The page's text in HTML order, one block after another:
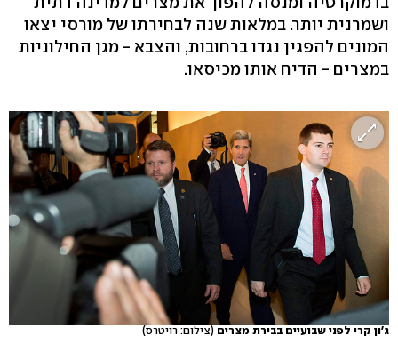
ושמרנית יותר. במלאות שנה לבחירתו של מורסי יצאו
המונים להפגין נגדו ברחובות, והצבא - מגן החילוניות
במצרים - הדיח אותו מכיסאו.
ג'ון קרי לפני שבועיים בבירת מצרים (צילום: רויטרס)